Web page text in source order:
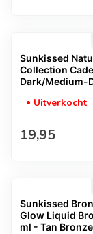
Sunkissed
Collection
Dark/Medium-
Uitverkocht
Normale
19,95
Sunkissed
Glow Liquid
ml - Tan Bronze